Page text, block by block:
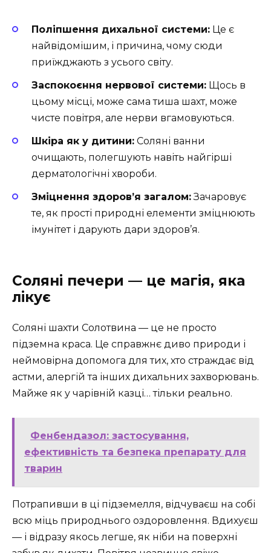
Поліпшення дихальної системи: Це є
найвідомішим, і причина, чому сюди
приїжджають з усього світу.
Заспокоєння нервової системи: Щось в
цьому місці, може сама тиша шахт, може
чисте повітря, але нерви вгамовуються.
Шкіра як у дитини: Соляні ванни
очищають, полегшують навіть найгірші
дерматологічні хвороби.
Зміцнення здоров’я загалом:Зачаровує
те, як прості природні елементи зміцнюють
імунітет і дарують дари здоров’я.
Соляні печери — це магія, яка
лікує
Соляні шахти Солотвина — це не просто
підземна краса. Це справжнє диво природи і
неймовірна допомога для тих, хто страждає від
астми, алергій та інших дихальних захворювань.
Майже як у чарівній казці… тільки реально.
Фенбендазол: застосування,
ефективність та безпека препарату для
тварин
Потрапивши в ці підземелля, відчуваєш на собі
всю міць природнього оздоровлення. Вдихуєш
— і відразу якось легше, як ніби на поверхні